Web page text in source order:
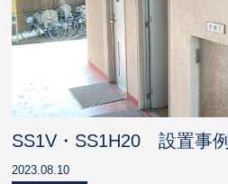
SS1V・SS1H20 設置事例
2023.08.10